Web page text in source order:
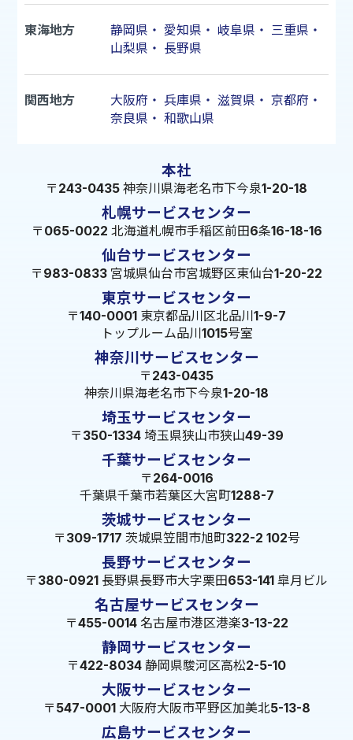
東海地方 静岡県 ・ 愛知県 ・ 岐阜県 ・ 三重県 ・
山梨県 ・ 長野県
関西地方 大阪府 ・ 兵庫県 ・ 滋賀県 ・ 京都府 ・
奈良県 ・ 和歌山県
本社
〒243-0435 神奈川県海老名市下今泉1-20-18
札幌サービスセンター
〒065-0022 北海道札幌市手稲区前田6条16-18-16
仙台サービスセンター
〒983-0833 宮城県仙台市宮城野区東仙台1-20-22
東京サービスセンター
〒140-0001 東京都品川区北品川1-9-7
トップルーム品川1015号室
神奈川サービスセンター
〒243-0435
神奈川県海老名市下今泉1-20-18
埼玉サービスセンター
〒350-1334 埼玉県狭山市狭山49-39
千葉サービスセンター
〒264-0016
千葉県千葉市若葉区大宮町1288-7
茨城サービスセンター
〒309-1717 茨城県笠間市旭町322-2 102号
長野サービスセンター
〒380-0921 長野県長野市大字栗田653-141 皐月ビル
名古屋サービスセンター
〒455-0014 名古屋市港区港楽3-13-22
静岡サービスセンター
〒422-8034 静岡県駿河区高松2-5-10
大阪サービスセンター
〒547-0001 大阪府大阪市平野区加美北5-13-8
広島サービスセンター